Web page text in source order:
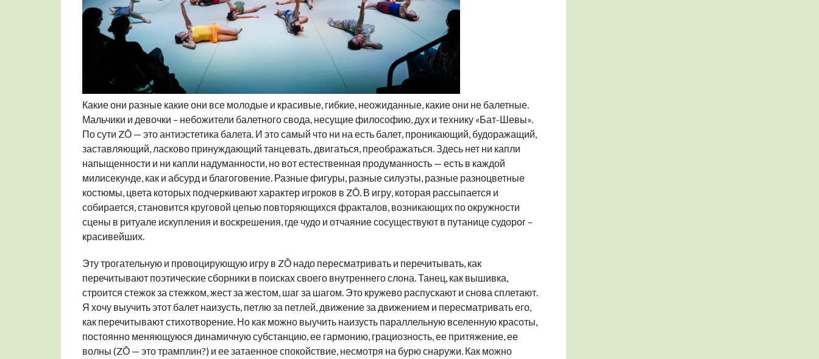
Какие они разные какие они все молодые и красивые, гибкие, неожиданные, какие они не балетные.
Мальчики и девочки – небожители балетного свода, несущие философию, дух и технику «Бат-Шевы».
По сути ZŌ — это антиэстетика балета. И это самый что ни на есть балет, проникающий, будоражащий,
заставляющий, ласково принуждающий танцевать, двигаться, преображаться. Здесь нет ни капли
напыщенности и ни капли надуманности, но вот естественная продуманность — есть в каждой
милисекунде, как и абсурд и благоговение. Разные фигуры, разные силуэты, разные разноцветные
костюмы, цвета которых подчеркивают характер игроков в ZŌ. В игру, которая рассыпается и
собирается, становится круговой цепью повторяющихся фракталов, возникающих по окружности
сцены в ритуале искупления и воскрешения, где чудо и отчаяние сосуществуют в путанице судорог –
красивейших.
Эту трогательную и провоцирующую игру в ZŌ надо пересматривать и перечитывать, как
перечитывают поэтические сборники в поисках своего внутреннего слона. Танец, как вышивка,
строится стежок за стежком, жест за жестом, шаг за шагом. Это кружево распускают и снова сплетают.
Я хочу выучить этот балет наизусть, петлю за петлей, движение за движением и пересматривать его,
как перечитывают стихотворение. Но как можно выучить наизусть параллельную вселенную красоты,
постоянно меняющуюся динамичную субстанцию, ее гармонию, грациозность, ее притяжение, ее
волны (ZŌ — это трамплин?) и ее затаенное спокойствие, несмотря на бурю снаружи. Как можно